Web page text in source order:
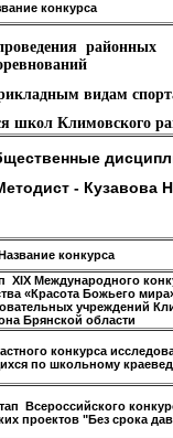
конкурса
районных
видам
школ Климовского
- Кузавова
конкурса
XIX Международного
«Красота Божьего
учреждений
Брянской области
конкурса
по школьному
Всероссийского
проектов "Без срока